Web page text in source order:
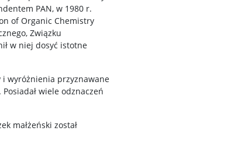
PAN, w 1980 r.
of Organic Chemistry
Związku
w niej dosyć istotne
i wyróżnienia przyznawane
wiele odznaczeń
małżeński został